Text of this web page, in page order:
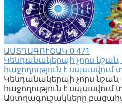
ԱՍՏՂԱԳՈՒՇԱԿ 0 471
Կենդանակերպի չորս նշան,
հաջողություն է սպասվում
Կենդանակերպի չորս նշան,
հաջողություն է սպասվում
Աստղագուշակները